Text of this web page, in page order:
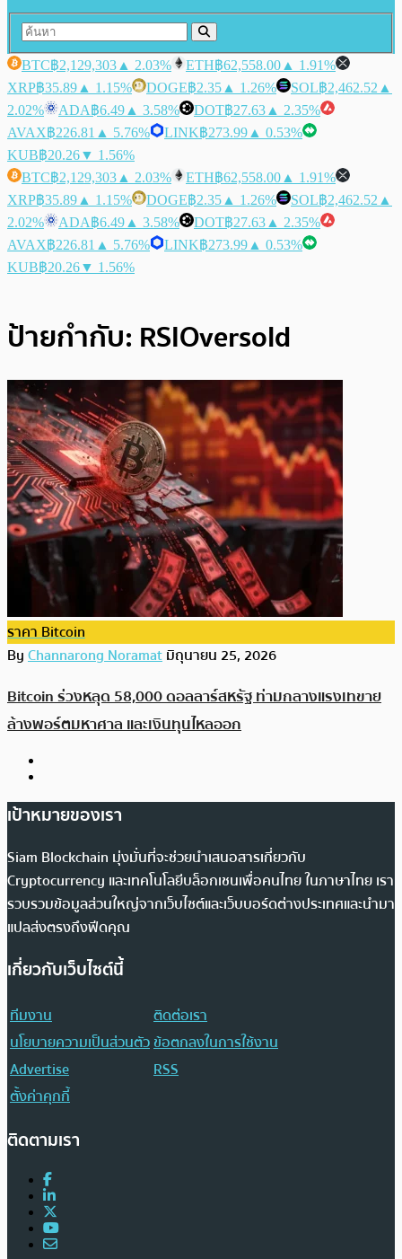
BTC฿2,129,303 ▲ 2.03% ETH฿62,558.00 ▲ 1.91%
XRP฿35.89 ▲ 1.15% DOGE฿2.35 ▲ 1.26% SOL฿2,462.52 ▲
2.02%
ADA฿6.49 ▲ 3.58% DOT฿27.63 ▲ 2.35%
AVAX฿226.81 ▲ 5.76% LINK฿273.99 ▲ 0.53%
KUB฿20.26▼ 1.56%
BTC฿2,129,303 ▲ 2.03% ETH฿62,558.00 ▲ 1.91%
XRP฿35.89 ▲ 1.15% DOGE฿2.35 ▲ 1.26% SOL฿2,462.52 ▲
2.02%
ADA฿6.49 ▲ 3.58% DOT฿27.63 ▲ 2.35%
AVAX฿226.81 ▲ 5.76% LINK฿273.99 ▲ 0.53%
KUB฿20.26▼ 1.56%
ป้ายกำกับ: RSIOversold
ราคา Bitcoin
ByChannarong Noramatมิถุนายน 25, 2026
Bitcoin ร่วงหลุด 58,000 ดอลลาร์สหรัฐ ท่ามกลางแรงเทขาย
ล้างพอร์ตมหาศาล และเงินทุนไหลออก
เป้าหมายของเรา
Siam Blockchain มุ่งมั่นที่จะช่วยนำเสนอสารเกี่ยวกับ
Cryptocurrency และเทคโนโลยีบล็อกเชนเพื่อคนไทย ในภาษาไทย เรา
รวบรวมข้อมูลส่วนใหญ่จากเว็บไซต์และเว็บบอร์ดต่างประเทศและนำมา
แปลส่งตรงถึงฟีดคุณ
เกี่ยวกับเว็บไซต์นี้
ทีมงาน
ติดต่อเรา
นโยบายความเป็นส่วนตัวข้อตกลงในการใช้งาน
Advertise
RSS
ตั้งค่าคุกกี้
ติดตามเรา